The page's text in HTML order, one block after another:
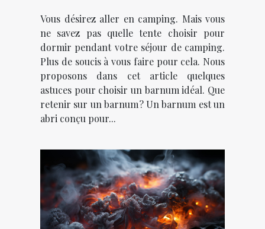
Vous désirez aller en camping. Mais vous
ne savez pas quelle tente choisir pour
dormir pendant votre séjour de camping.
Plus de soucis à vous faire pour cela. Nous
proposons dans cet article quelques
astuces pour choisir un barnum idéal. Que
retenir sur un barnum ? Un barnum est un
abri conçu pour...